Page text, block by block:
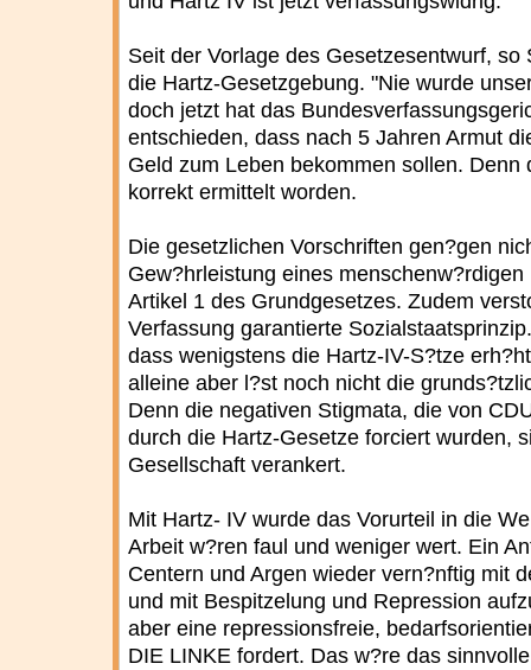
Seit der Vorlage des Gesetzesentwurf,
die Hartz-Gesetzgebung. "Nie wurde
doch jetzt hat das
entschieden, dass nach 5 Jahren Armut
Geld zum Leben bekommen sollen. Denn
korrekt ermittelt worden.
Die gesetzlichen Vorschriften gen?gen
Gew?hrleistung eines
Artikel 1 des Grundgesetzes. Zudem
Verfassung garantierte
dass wenigstens die Hartz-IV-S?tze
alleine aber l?st noch nicht die
Denn die negativen Stigmata, die von
durch die Hartz-Gesetze forciert wurden,
Gesellschaft verankert.
Mit Hartz- IV wurde das Vorurteil in die
Arbeit w?ren faul und weniger wert. Ein
Centern und Argen wieder vern?nftig mit
und mit Bespitzelung und Repression
aber eine repressionsfreie,
DIE LINKE fordert. Das w?re das